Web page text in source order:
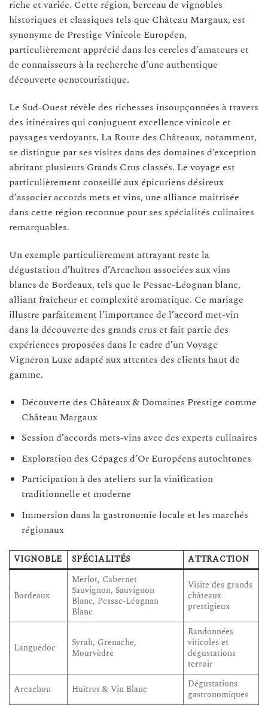
riche et variée. Cette région, berceau de vignobles
historiques et classiques tels que Château Margaux, est
synonyme de Prestige Vinicole Européen,
particulièrement apprécié dans les cercles d’amateurs et
de connaisseurs à la recherche d’une authentique
découverte oenotouristique.
Le Sud-Ouest révèle des richesses insoupçonnées à travers
des itinéraires qui conjuguent excellence vinicole et
paysages verdoyants. La Route des Châteaux, notamment,
se distingue par ses visites dans des domaines d’exception
abritant plusieurs Grands Crus classés. Le voyage est
particulièrement conseillé aux épicuriens désireux
d’associer accords mets et vins, une alliance maitrisée
dans cette région reconnue pour ses spécialités culinaires
remarquables.
Un exemple particulièrement attrayant reste la
dégustation d’huîtres d’Arcachon associées aux vins
blancs de Bordeaux, tels que le Pessac-Léognan blanc,
alliant fraîcheur et complexité aromatique. Ce mariage
illustre parfaitement l’importance de l’accord met-vin
dans la découverte des grands crus et fait partie des
expériences proposées dans le cadre d’un Voyage
Vigneron Luxe adapté aux attentes des clients haut de
gamme.
Découverte des Châteaux & Domaines Prestige comme
Château Margaux
Session d’accords mets-vins avec des experts culinaires
Exploration des Cépages d’Or Européens autochtones
Participation à des ateliers sur la vinification
traditionnelle et moderne
Immersion dans la gastronomie locale et les marchés
régionaux
VIGNOBLE SPÉCIALITÉS ATTRACTION
Bordeaux
Merlot, Cabernet
Sauvignon, Sauvignon
Blanc, Pessac-Léognan
Blanc
Visite des grands
châteaux
prestigieux
Languedoc
Syrah, Grenache,
Mourvèdre
Randonnées
viticoles et
dégustations
terroir
Arcachon
Huîtres & Vin Blanc
Dégustations
gastronomiques